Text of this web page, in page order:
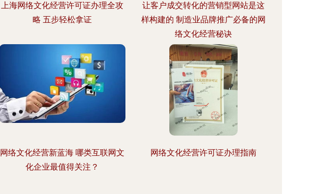
上海网络文化经营许可证办理全攻
略 五步轻松拿证
让客户成交转化的营销型网站是这
样构建的 制造业品牌推广必备的网
络文化经营秘诀
网络文化经营新蓝海 哪类互联网文
化企业最值得关注？
网络文化经营许可证办理指南